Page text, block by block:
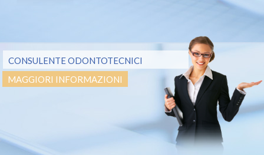
CONSULENTE ODONTOTECNICI
MAGGIORI INFORMAZIONI